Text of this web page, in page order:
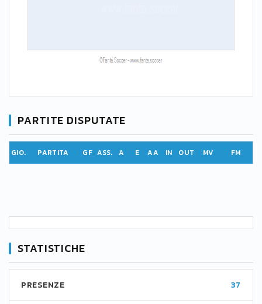
PARTITE DISPUTATE
GIO. PARTITA GF ASS. A E AA IN OUT MV FM
STATISTICHE
PRESENZE 37